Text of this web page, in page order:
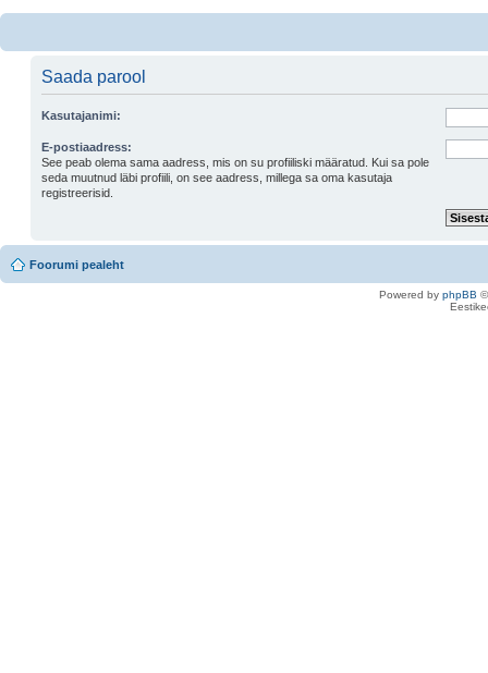
Saada parool
Kasutajanimi:
E-postiaadress:
See peab olema sama aadress, mis on su profiiliski määratud. Kui sa pole
seda muutnud läbi profiili, on see aadress, millega sa oma kasutaja
registreerisid.
Foorumi pealeht
Powered by phpBB